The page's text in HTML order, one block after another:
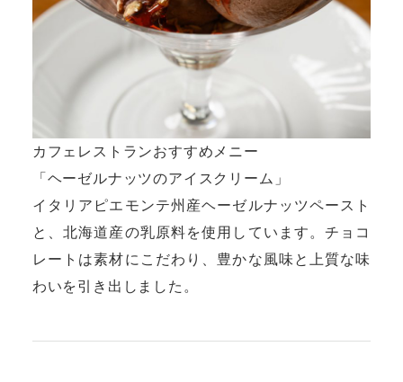
カフェレストランおすすめメニー
「ヘーゼルナッツのアイスクリーム」
イタリアピエモンテ州産ヘーゼルナッツペースト
と、北海道産の乳原料を使用しています。チョコ
レートは素材にこだわり、豊かな風味と上質な味
わいを引き出しました。